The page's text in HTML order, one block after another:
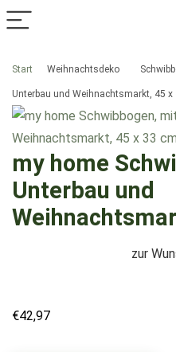
Start Weihnachtsdeko
Unterbau und Weihnachtsmarkt, 45 x
my home
Unterbau und
zur
€42,97